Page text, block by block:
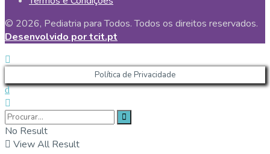
© 2026, Pediatria para Todos. Todos os direitos reservados.
Desenvolvido por tcit.pt
Política de Privacidade
No Result
View All Result